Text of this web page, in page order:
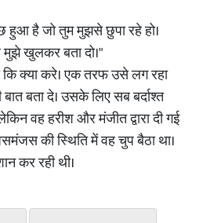
हुआ है जो तुम मुझसे छुपा रहे हो।
मुझे खुलकर बता दो।"
कि क्या करे। एक तरफ उसे लग रहा
बता दे। उसके लिए सब बर्दाश्त
वह हरीश और मंजीत द्वारा दी गई
की स्थिति में वह चुप बैठा था।
कर रही थी।